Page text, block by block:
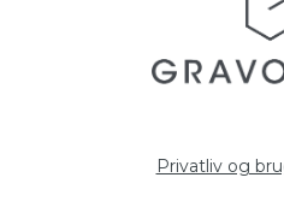
Privatliv og